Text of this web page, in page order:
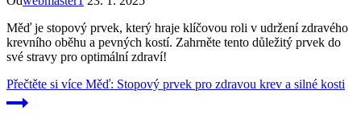
Měď je stopový prvek, který hraje klíčovou roli v udržení zdravého
krevního oběhu a pevných kostí. Zahrněte tento důležitý prvek do
své stravy pro optimální zdraví!
Přečtěte si více Měď: Stopový prvek pro zdravou krev a silné kosti